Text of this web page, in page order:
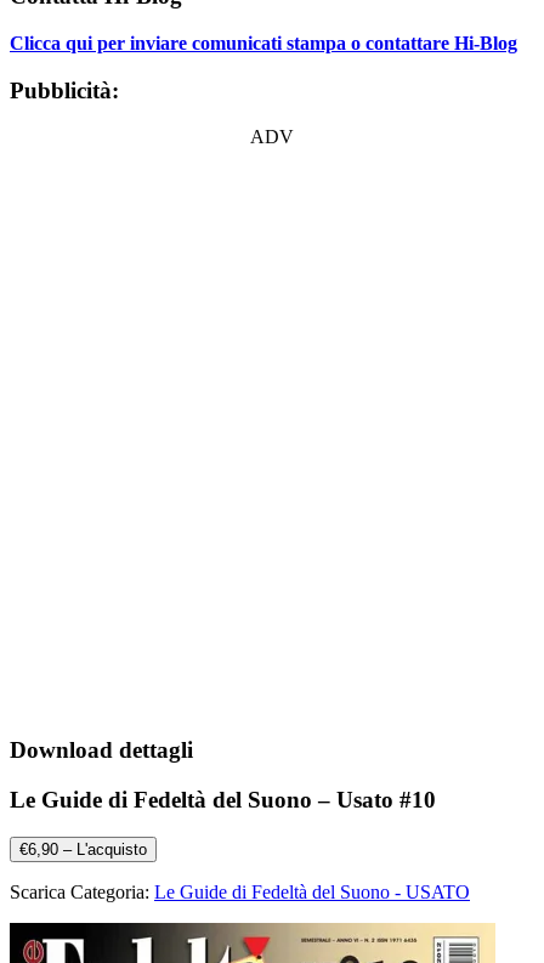
Clicca qui per inviare comunicati stampa o contattare Hi-Blog
Pubblicità:
ADV
Download dettagli
Le Guide di Fedeltà del Suono – Usato #10
€6,90 – L'acquisto
Scarica Categoria: Le Guide di Fedeltà del Suono - USATO